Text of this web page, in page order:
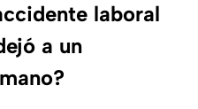
laboral
a un